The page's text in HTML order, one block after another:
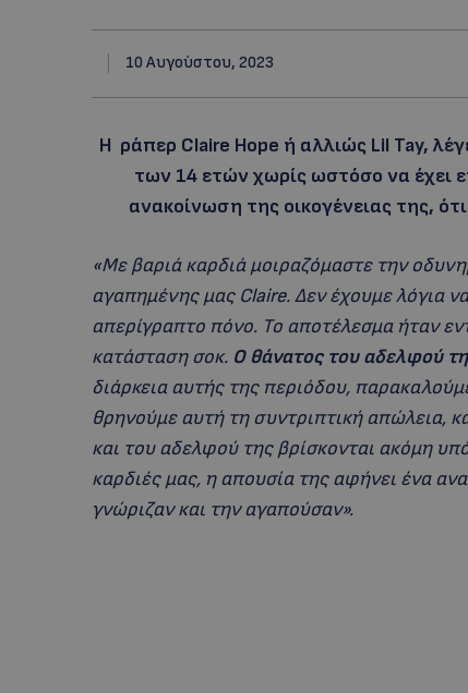
10 Αυγούστου, 2023
Η ράπερ Claire Hope ή αλλιώς Lil Tay,
των 14 ετών χωρίς ωστόσο να έχει
ανακοίνωση της οικογένειας της,
«Με βαριά καρδιά μοιραζόμαστε την
αγαπημένης μας Claire. Δεν έχουμε λόγια
απερίγραπτο πόνο. Το αποτέλεσμα ήταν
κατάσταση σοκ. Ο θάνατος του αδελφού
διάρκεια αυτής της περιόδου,
θρηνούμε αυτή τη συντριπτική απώλεια,
και του αδελφού της βρίσκονται ακόμη
καρδιές μας, η απουσία της αφήνει ένα
γνώριζαν και την αγαπούσαν».